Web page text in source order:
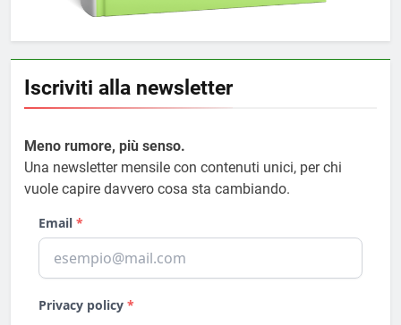
Iscriviti alla newsletter
Meno rumore, più senso.
Una newsletter mensile con contenuti unici, per chi
vuole capire davvero cosa sta cambiando.